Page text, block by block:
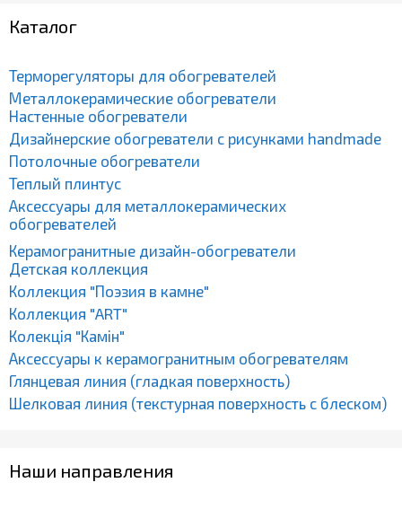
Каталог
Терморегуляторы для обогревателей
Металлокерамические обогреватели
Настенные обогреватели
Дизайнерские обогреватели с рисунками handmade
Потолочные обогреватели
Теплый плинтус
Аксессуары для металлокерамических
обогревателей
Керамогранитные дизайн-обогреватели
Детская коллекция
Коллекция "Поэзия в камне"
Коллекция "ART"
Колекція "Камін"
Аксессуары к керамогранитным обогревателям
Глянцевая линия (гладкая поверхность)
Шелковая линия (текстурная поверхность с блеском)
Наши направления